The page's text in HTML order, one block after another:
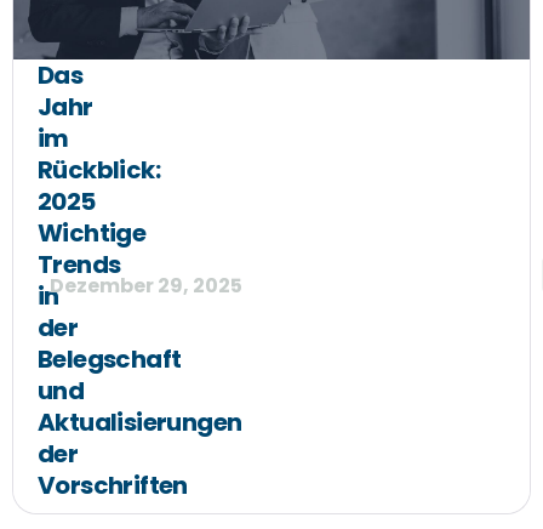
Das
Jahr
im
Rückblick:
2025
Wichtige
Trends
in
der
Belegschaft
und
Aktualisierungen
der
Vorschriften
Dezember 29, 2025